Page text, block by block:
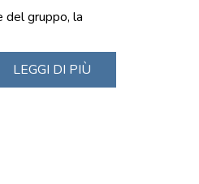
del gruppo, la
LEGGI DI PIÙ